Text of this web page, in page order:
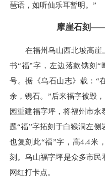
琶语，如听仙乐耳暂明。”
摩崖石刻
在福州乌山西北坡高崖
书“福”字，左边落款镌刻“
号。据《乌石山志》载：“
余，镌石。”后来福字被毁
园重建福字坪，将福州市
题“福”字拓刻于白猴洞左
也复刻此“福”字，高4.4米
刻。乌山福字坪是众多市民
网红打卡点。